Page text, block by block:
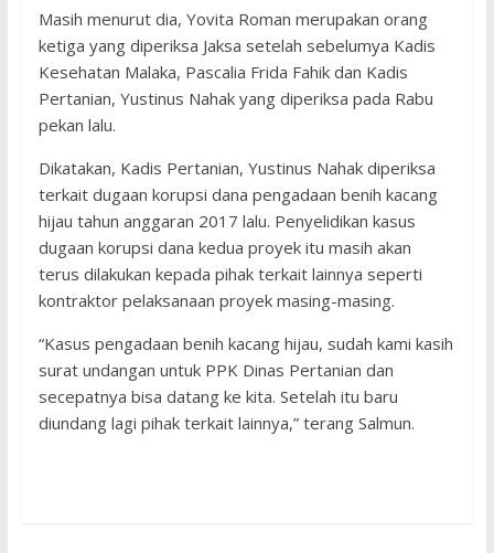
Masih menurut dia, Yovita Roman merupakan orang
ketiga yang diperiksa Jaksa setelah sebelumya Kadis
Kesehatan Malaka, Pascalia Frida Fahik dan Kadis
Pertanian, Yustinus Nahak yang diperiksa pada Rabu
pekan lalu.
Dikatakan, Kadis Pertanian, Yustinus Nahak diperiksa
terkait dugaan korupsi dana pengadaan benih kacang
hijau tahun anggaran 2017 lalu. Penyelidikan kasus
dugaan korupsi dana kedua proyek itu masih akan
terus dilakukan kepada pihak terkait lainnya seperti
kontraktor pelaksanaan proyek masing-masing.
“Kasus pengadaan benih kacang hijau, sudah kami kasih
surat undangan untuk PPK Dinas Pertanian dan
secepatnya bisa datang ke kita. Setelah itu baru
diundang lagi pihak terkait lainnya,” terang Salmun.